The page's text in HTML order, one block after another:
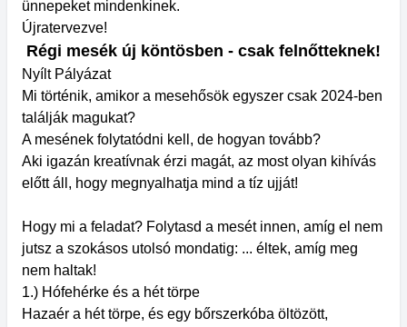
ünnepeket mindenkinek.
Újratervezve!
Régi mesék új köntösben - csak felnőtteknek!
Nyílt Pályázat
Mi történik, amikor a mesehősök egyszer csak 2024-ben
találják magukat?
A mesének folytatódni kell, de hogyan tovább?
Aki igazán kreatívnak érzi magát, az most olyan kihívás
előtt áll, hogy megnyalhatja mind a tíz ujját!
Hogy mi a feladat? Folytasd a mesét innen, amíg el nem
jutsz a szokásos utolsó mondatig: ... éltek, amíg meg
nem haltak!
1.) Hófehérke és a hét törpe
Hazaér a hét törpe, és egy bőrszerkóba öltözött,